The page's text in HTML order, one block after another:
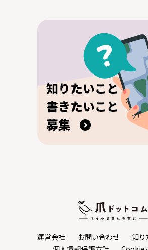
運営会社 お問い合わせ
知